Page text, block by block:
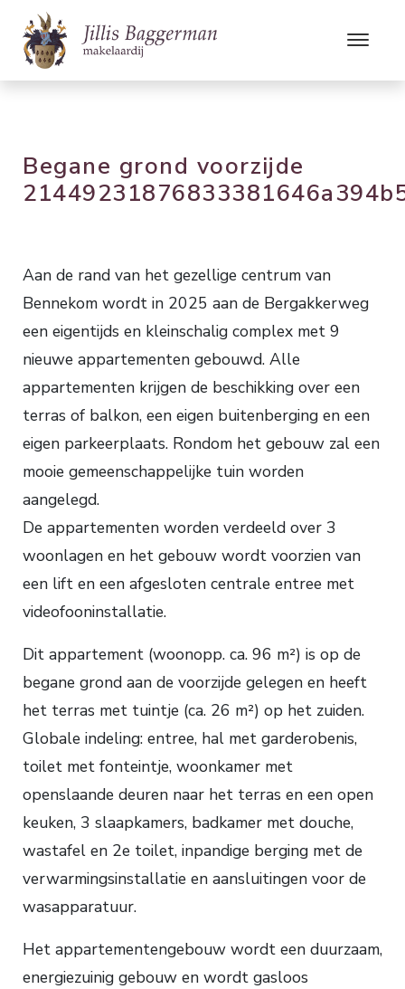
Begane grond voorzijde
Aan de rand van het gezellige centrum van
Bennekom wordt in 2025 aan de Bergakkerweg
een eigentijds en kleinschalig complex met 9
nieuwe appartementen gebouwd. Alle
appartementen krijgen de beschikking over een
terras of balkon, een eigen buitenberging en een
eigen parkeerplaats. Rondom het gebouw zal een
mooie gemeenschappelijke tuin worden
aangelegd.
De appartementen worden verdeeld over 3
woonlagen en het gebouw wordt voorzien van
een lift en een afgesloten centrale entree met
videofooninstallatie.
Dit appartement (woonopp. ca. 96 m²) is op de
begane grond aan de voorzijde gelegen en heeft
het terras met tuintje (ca. 26 m²) op het zuiden.
Globale indeling: entree, hal met garderobenis,
toilet met fonteintje, woonkamer met
openslaande deuren naar het terras en een open
keuken, 3 slaapkamers, badkamer met douche,
wastafel en 2e toilet, inpandige berging met de
verwarmingsinstallatie en aansluitingen voor de
wasapparatuur.
Het appartementengebouw wordt een duurzaam,
energiezuinig gebouw en wordt gasloos